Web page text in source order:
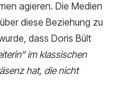
agieren. Die Medien
diese Beziehung zu
dass Doris Bült
im klassischen
hat, die nicht